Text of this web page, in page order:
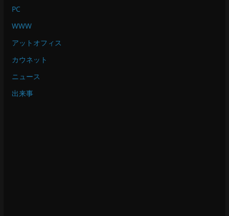
PC
WWW
アットオフィス
カウネット
ニュース
出来事